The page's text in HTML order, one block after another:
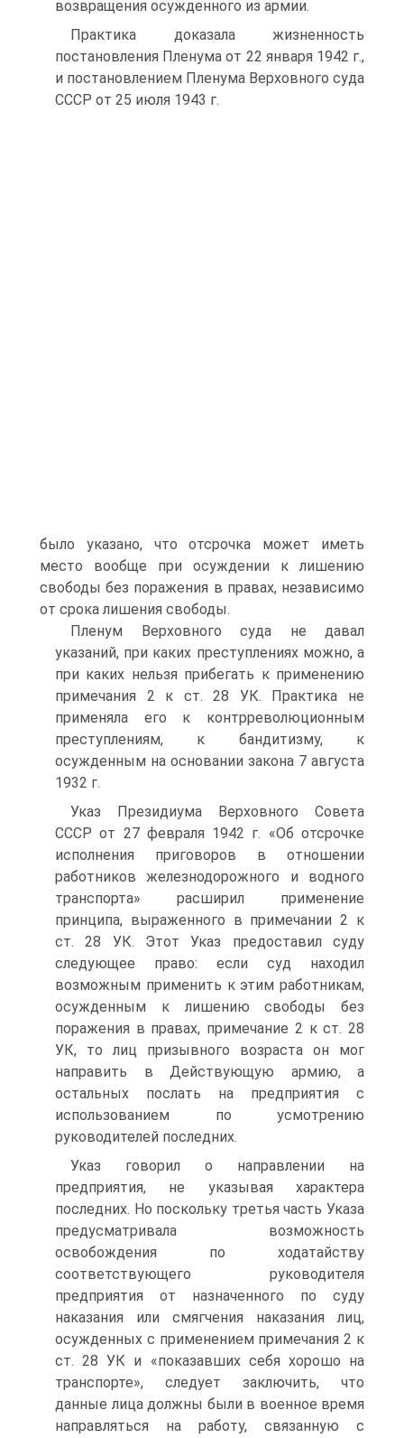
возвращения осужденного из армии.
Практика доказала жизненность
постановления Пленума от 22 января 1942 г.,
и постановлением Пленума Верховного суда
СССР от 25 июля 1943 г.
было указано, что отсрочка может иметь
место вообще при осуждении к лишению
свободы без поражения в правах, независимо
от срока лишения свободы.
Пленум Верховного суда не давал
указаний, при каких преступлениях можно, а
при каких нельзя прибегать к применению
примечания 2 к ст. 28 УК. Практика не
применяла его к контрреволюционным
преступлениям, к бандитизму, к
осужденным на основании закона 7 августа
1932 г.
Указ Президиума Верховного Совета
СССР от 27 февраля 1942 г. «Об отсрочке
исполнения приговоров в отношении
работников железнодорожного и водного
транспорта» расширил применение
принципа, выраженного в примечании 2 к
ст. 28 УК. Этот Указ предоставил суду
следующее право: если суд находил
возможным применить к этим работникам,
осужденным к лишению свободы без
поражения в правах, примечание 2 к ст. 28
УК, то лиц призывного возраста он мог
направить в Действующую армию, а
остальных послать на предприятия с
использованием по усмотрению
руководителей последних.
Указ говорил о направлении на
предприятия, не указывая характера
последних. Но поскольку третья часть Указа
предусматривала возможность
освобождения по ходатайству
соответствующего руководителя
предприятия от назначенного по суду
наказания или смягчения наказания лиц,
осужденных с применением примечания 2 к
ст. 28 УК и «показавших себя хорошо на
транспорте», следует заключить, что
данные лица должны были в военное время
направляться на работу, связанную с